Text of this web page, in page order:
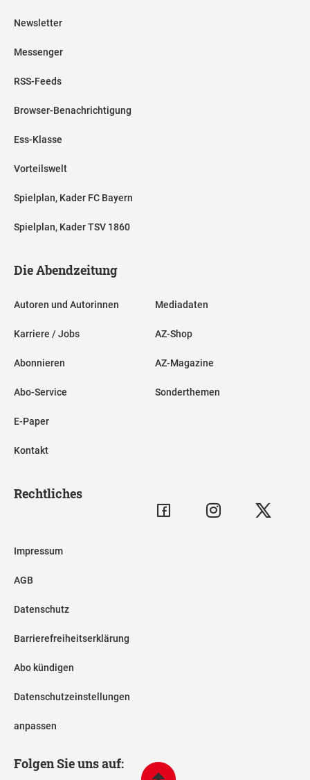
Newsletter
Messenger
RSS-Feeds
Browser-Benachrichtigung
Ess-Klasse
Vorteilswelt
Spielplan, Kader FC Bayern
Spielplan, Kader TSV 1860
Die Abendzeitung
Autoren und Autorinnen
Karriere / Jobs
Abonnieren
Abo-Service
E-Paper
Kontakt
Mediadaten
AZ-Shop
AZ-Magazine
Sonderthemen
Rechtliches
Impressum
AGB
Datenschutz
Barrierefreiheitserklärung
Abo kündigen
Datenschutzeinstellungen
anpassen
Folgen Sie uns auf: